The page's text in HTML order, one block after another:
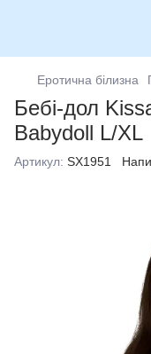
Еротична білизна
Бебі-дол
Babydoll L/XL
Артикул: SX1951